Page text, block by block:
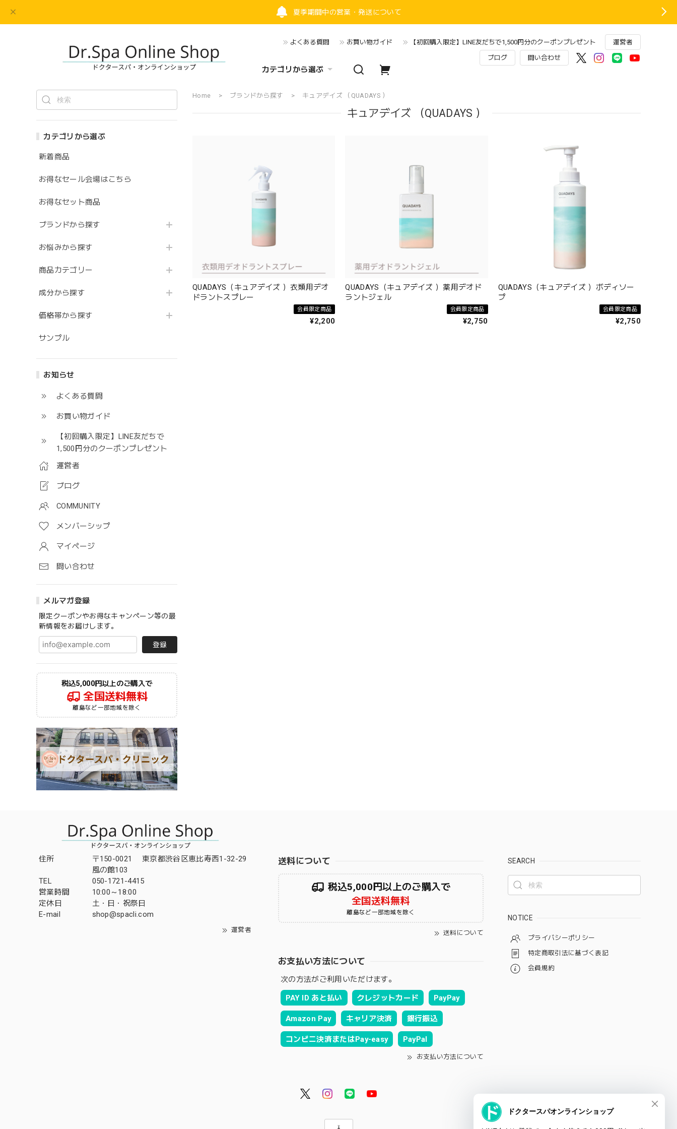
夏季期間中の営業・発送について
よくある質問 お買い物ガイド 【初回購入限定】LINE友だちで1,500円分のクーポンプレゼント 運営者
ブログ 問い合わせ
カテゴリから選ぶ
カテゴリから選ぶ
新着商品
お得なセール会場はこちら
お得なセット商品
ブランドから探す
お悩みから探す
商品カテゴリー
成分から探す
価格帯から探す
サンプル
お知らせ
よくある質問
お買い物ガイド
【初回購入限定】LINE友だちで
1,500円分のクーポンプレゼント
運営者
ブログ
COMMUNITY
メンバーシップ
マイページ
問い合わせ
メルマガ登録
限定クーポンやお得なキャンペーン等の最
新情報をお届けします。
登録
税込5,000円以上のご購入で
全国送料無料
離島など一部地域を除く
Home ブランドから探す キュアデイズ （QUADAYS ）
キュアデイズ （QUADAYS ）
QUADAYS（キュアデイズ ）衣類用デオ
ドラントスプレー
会員限定商品
¥2,200
QUADAYS（キュアデイズ ）薬用デオド
ラントジェル
会員限定商品
¥2,750
QUADAYS（キュアデイズ ）ボディソー
プ
会員限定商品
¥2,750
住所
〒150-0021 東京都渋谷区恵比寿西1-32-29
風の館103
TEL
050-1721-4415
営業時間
10:00～18:00
定休日
土・日・祝祭日
E-mail
shop@spacli.com
運営者
送料について
税込5,000円以上のご購入で
全国送料無料
離島など一部地域を除く
送料について
お支払い方法について
次の方法がご利用いただけます。
PAY ID あと払い クレジットカード PayPay
Amazon Pay キャリア決済 銀行振込
コンビニ決済またはPay-easy PayPal
お支払い方法について
SEARCH
NOTICE
プライバシーポリシー
特定商取引法に基づく表記
会員規約